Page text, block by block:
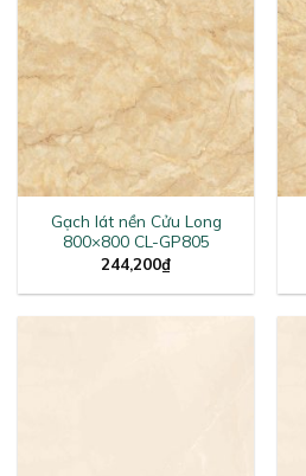
Gạch lát nền Cửu Long
800×800 CL-GP805
244,200₫